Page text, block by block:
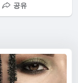
공유